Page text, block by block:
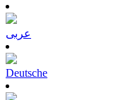
عربى
Deutsche